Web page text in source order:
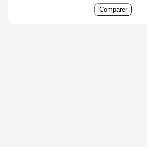
Comparer